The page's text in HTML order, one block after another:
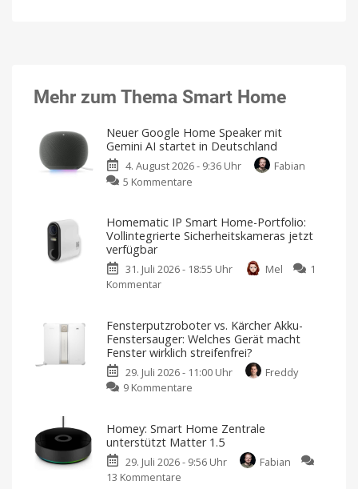
Mehr zum Thema Smart Home
Neuer Google Home Speaker mit
Gemini AI startet in Deutschland
4. August 2026 - 9:36 Uhr
Fabian
5 Kommentare
Home
Speaker
Gemini
Deutschland
Ab
sofort
119,99
Euro
Homematic IP Smart Home-Portfolio:
Vollintegrierte Sicherheitskameras jetzt
verfügbar
31. Juli 2026 - 18:55 Uhr Mel
1
Kommentar
Smart
Home-
Portfolio:
Vollintegrierte
Sicherheitskameras
Eine
App
für
Fensterputzroboter vs. Kärcher Akku-
Fenstersauger: Welches Gerät macht
Fenster wirklich streifenfrei?
29. Juli 2026 - 11:00 Uhr
Freddy
9 Kommentare
Kärcher
Akku-
Fenstersauger:
Homey: Smart Home Zentrale
unterstützt Matter 1.5
29. Juli 2026 - 9:56 Uhr
Fabian
13 Kommentare